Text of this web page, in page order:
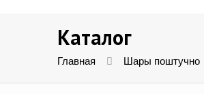
Каталог
Главная Шары поштучно